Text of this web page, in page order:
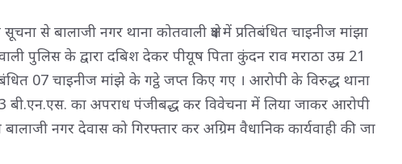
से बालाजी नगर थाना कोतवाली क्षेत्र में प्रतिबंधित चाइनीज मांझा
पुलिस के द्वारा दबिश देकर पीयूष पिता कुंदन राव मराठा उम्र 21
07 चाइनीज मांझे के गट्ठे जप्त किए गए । आरोपी के विरुद्ध थाना
बी.एन.एस. का अपराध पंजीबद्ध कर विवेचना में लिया जाकर आरोपी
नगर देवास को गिरफ्तार कर अग्रिम वैधानिक कार्यवाही की जा